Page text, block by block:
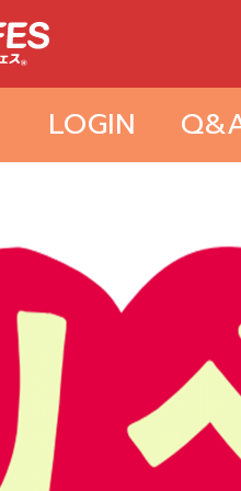
LOGIN